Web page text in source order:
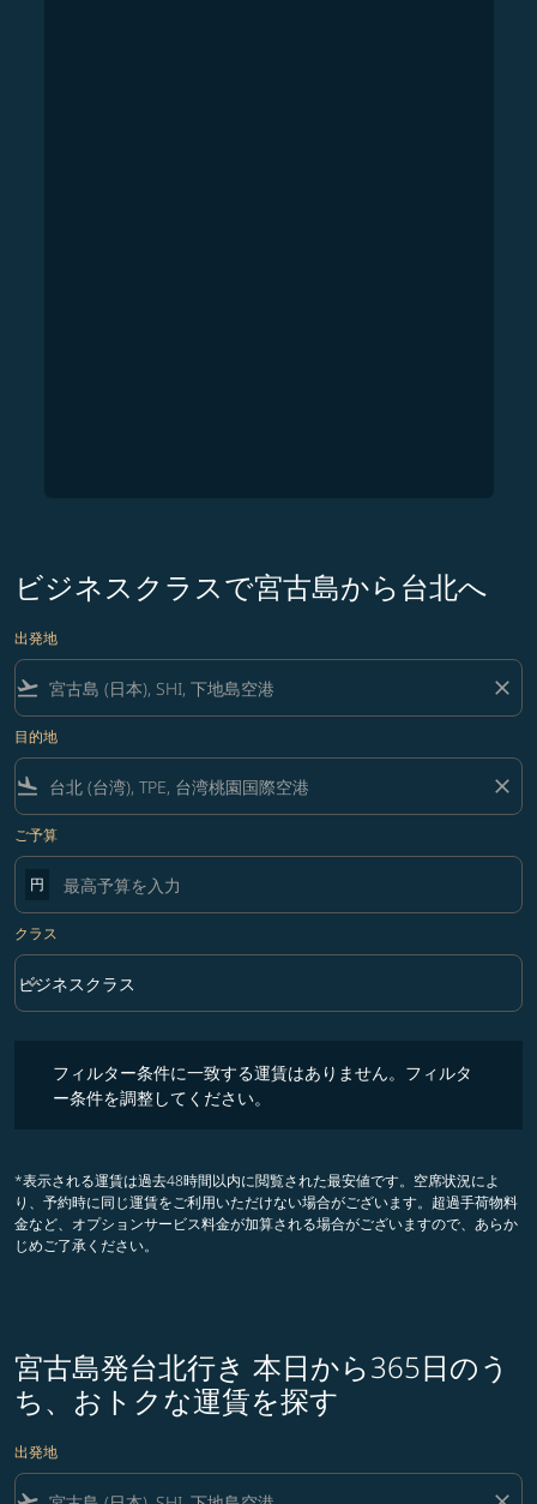
ビジネスクラスで宮古島から台北へ
出発地
flight_takeoff close
目的地
flight_land close
ご予算
円
クラス
クラス option ビジネスクラス Selected
ビジネスクラス
keyboard_arrow_down
フィルター条件に一致する運賃はありません。フィルタ
ー条件を調整してください。
*表示される運賃は過去48時間以内に閲覧された最安値です。空席状況によ
り、予約時に同じ運賃をご利用いただけない場合がございます。超過手荷物料
金など、オプションサービス料金が加算される場合がございますので、あらか
じめご了承ください。
宮古島発台北行き 本日から365日のう
ち、おトクな運賃を探す
出発地